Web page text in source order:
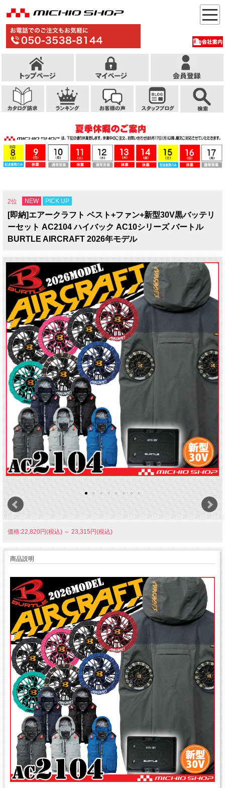
2位 NEW PICK UP
[即納]エアークラフト ベスト+ファン+新型30V黒バッテリ
ーセット AC2104 ハイバック AC10シリーズ バートル
BURTLE AIRCRAFT 2026年モデル
価格:22,820円(税込) ～ 23,315円(税込)
商品説明